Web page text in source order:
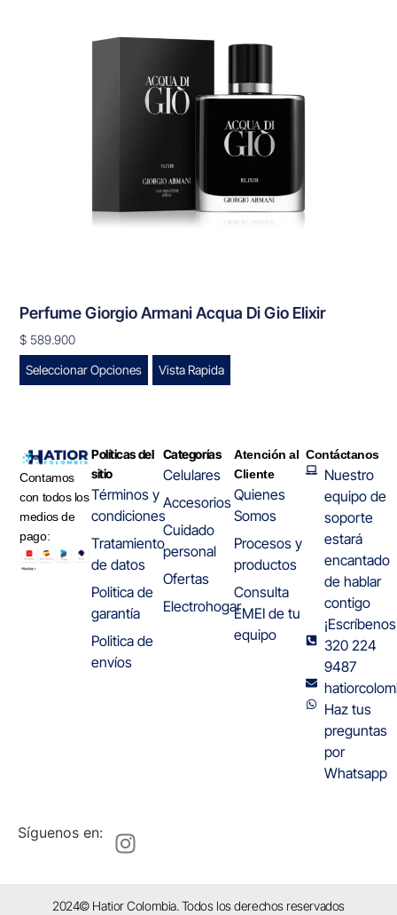
Perfume Giorgio Armani Acqua Di Gio Elixir
$ 589.900
Seleccionar Opciones
Vista Rapida
Contamos
con todos los
medios de
pago:
Políticas del
sitio
Términos y
condiciones
Tratamiento
de datos
Politica de
garantía
Politica de
envíos
Categorías
Celulares
Accesorios
Cuidado
personal
Ofertas
Electrohogar
Atención al
Cliente
Quienes
Somos
Procesos y
productos
Consulta
EMEI de tu
equipo
Contáctanos
Nuestro
equipo de
soporte
estará
encantado
de hablar
contigo
320 224
9487
Haz tus
preguntas
por
Whatsapp
Síguenos en:
2024© Hatior Colombia. Todos los derechos reservados